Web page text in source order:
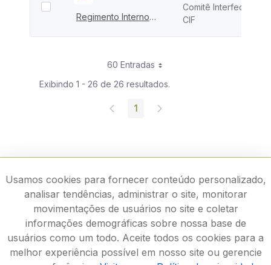
Regimento Interno do CIF
Comitê
CIF
60 Entradas
Exibindo 1 - 26 de 26 resultados.
Página
1
Usamos cookies para fornecer conteúdo personalizado,
analisar tendências, administrar o site, monitorar
movimentações de usuários no site e coletar
informações demográficas sobre nossa base de
usuários como um todo. Aceite todos os cookies para a
melhor experiência possível em nosso site ou gerencie